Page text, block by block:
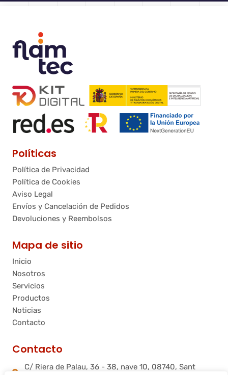
Políticas
Política de Privacidad
Política de Cookies
Aviso Legal
Envíos y Cancelación de Pedidos
Devoluciones y Reembolsos
Mapa de sitio
Inicio
Nosotros
Servicios
Productos
Noticias
Contacto
Contacto
C/ Riera de Palau, 36 - 38, nave 10, 08740, Sant